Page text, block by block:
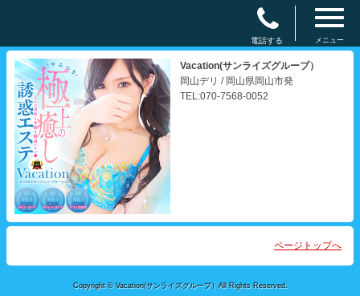
電話する メニュー
Vacation(サンライズグループ）
岡山デリ / 岡山県岡山市発
TEL:070-7568-0052
ページトップへ
Copyright © Vacation(サンライズグループ）All Rights Reserved.